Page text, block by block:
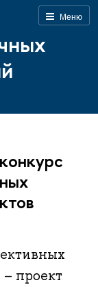
Меню
– проект